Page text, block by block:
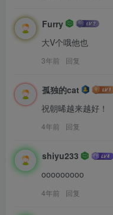
Furry
大V个哦他也
3年前 回复
孤独的cat
祝朝晞越来越好！
4年前 回复
shiyu233
ooooooooo
4年前 回复